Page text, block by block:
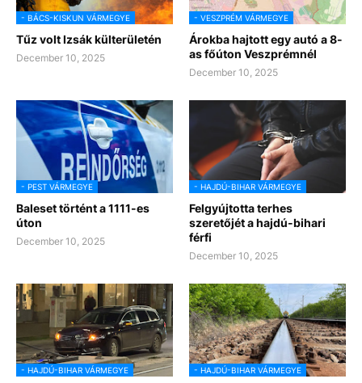
- BÁCS-KISKUN VÁRMEGYE
Tűz volt Izsák külterületén
December 10, 2025
- VESZPRÉM VÁRMEGYE
Árokba hajtott egy autó a 8-
as főúton Veszprémnél
December 10, 2025
- PEST VÁRMEGYE
Baleset történt a 1111-es
úton
December 10, 2025
- HAJDÚ-BIHAR VÁRMEGYE
Felgyújtotta terhes
szeretőjét a hajdú-bihari
férfi
December 10, 2025
- HAJDÚ-BIHAR VÁRMEGYE - HAJDÚ-BIHAR VÁRMEGYE